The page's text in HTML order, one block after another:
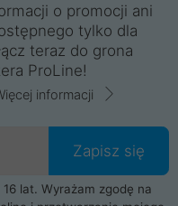
o promocji ani
tylko dla
teraz do grona
ProLine!
informacji
Zapisz się
lat. Wyrażam zgodę na